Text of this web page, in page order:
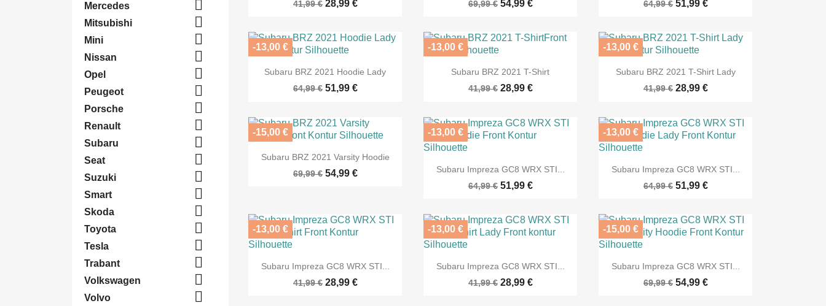
Mercedes 
Mitsubishi 
Mini 
Nissan 
Opel 
Peugeot 
Porsche 
Renault 
Subaru 
Seat 
Suzuki 
Smart 
Skoda 
Toyota 
Tesla 
Trabant 
Volkswagen 
Volvo 
41,99 € 28,99 €
69,99 € 54,99 €
64,99 € 51,99 €
 Vorschau
Subaru BRZ 2021 Hoodie Lady
64,99 € 51,99 €
-13,00 €
 Vorschau
Subaru BRZ 2021 T-Shirt
41,99 € 28,99 €
-13,00 €
 Vorschau
Subaru BRZ 2021 T-Shirt Lady
41,99 € 28,99 €
-13,00 €
 Vorschau
Subaru BRZ 2021 Varsity Hoodie
69,99 € 54,99 €
-15,00 €
 Vorschau
Subaru Impreza GC8 WRX STI...
64,99 € 51,99 €
-13,00 €
 Vorschau
Subaru Impreza GC8 WRX STI...
64,99 € 51,99 €
-13,00 €
 Vorschau
Subaru Impreza GC8 WRX STI...
41,99 € 28,99 €
-13,00 €
 Vorschau
Subaru Impreza GC8 WRX STI...
41,99 € 28,99 €
-13,00 €
 Vorschau
Subaru Impreza GC8 WRX STI...
69,99 € 54,99 €
-15,00 €